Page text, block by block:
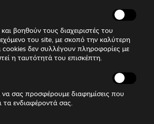
βοηθούν τους διαχειριστές του
του site, με σκοπό την καλύτερη
cookies δεν συλλέγουν πληροφορίες με
η ταυτότητά του επισκέπτη.
σας προσφέρουμε διαφημίσεις που
τα ενδιαφέροντά σας.